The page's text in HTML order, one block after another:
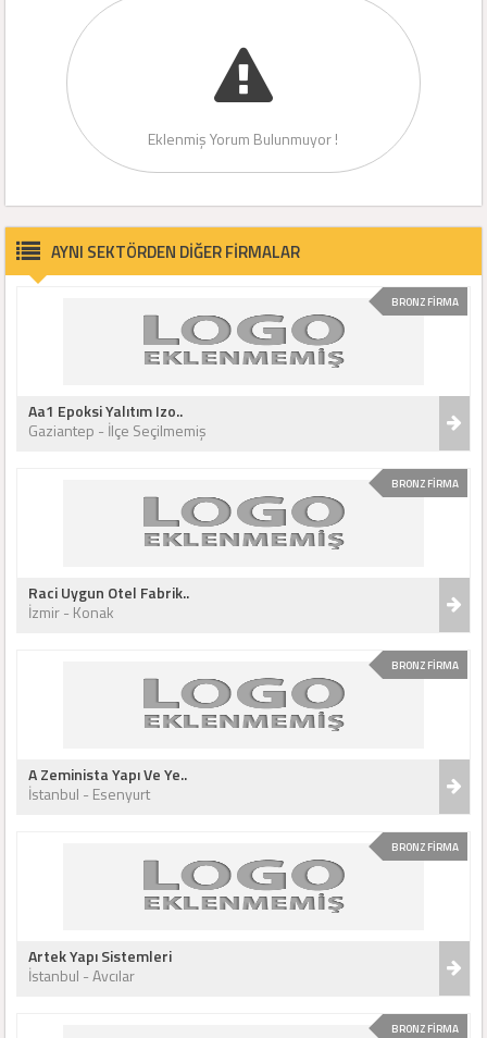
Eklenmiş Yorum Bulunmuyor !
AYNI SEKTÖRDEN DİĞER FİRMALAR
BRONZ FİRMA
Aa1 Epoksi Yalıtım Izo..
Gaziantep - İlçe Seçilmemiş
BRONZ FİRMA
Raci Uygun Otel Fabrik..
İzmir - Konak
BRONZ FİRMA
A Zeminista Yapı Ve Ye..
İstanbul - Esenyurt
BRONZ FİRMA
Artek Yapı Sistemleri
İstanbul - Avcılar
BRONZ FİRMA